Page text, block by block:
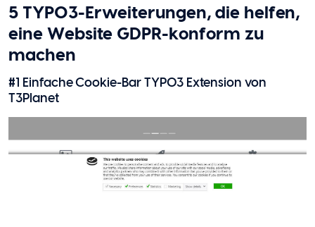
5 TYPO3-Erweiterungen, die helfen,
eine Website GDPR-konform zu
machen
#1 Einfache Cookie-Bar TYPO3 Extension von
T3Planet